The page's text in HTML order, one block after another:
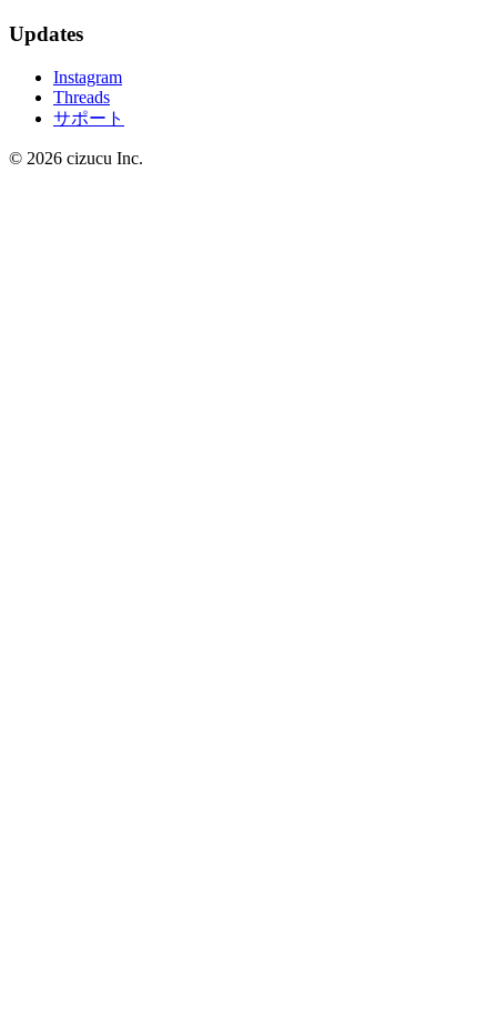
Updates
Instagram
Threads
サポート
© 2026 cizucu Inc.